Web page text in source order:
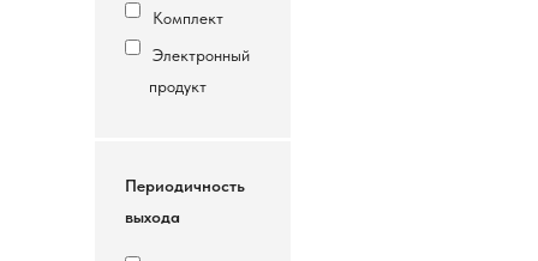
Комплект
Электронный
продукт
Периодичность
выхода